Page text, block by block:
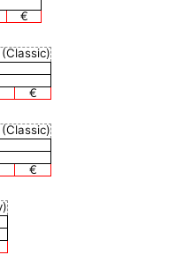
€
€
€